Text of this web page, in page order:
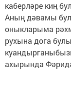
каберләре киң
Аның дәвамы
оныкларыма
рухына дога
ахырында